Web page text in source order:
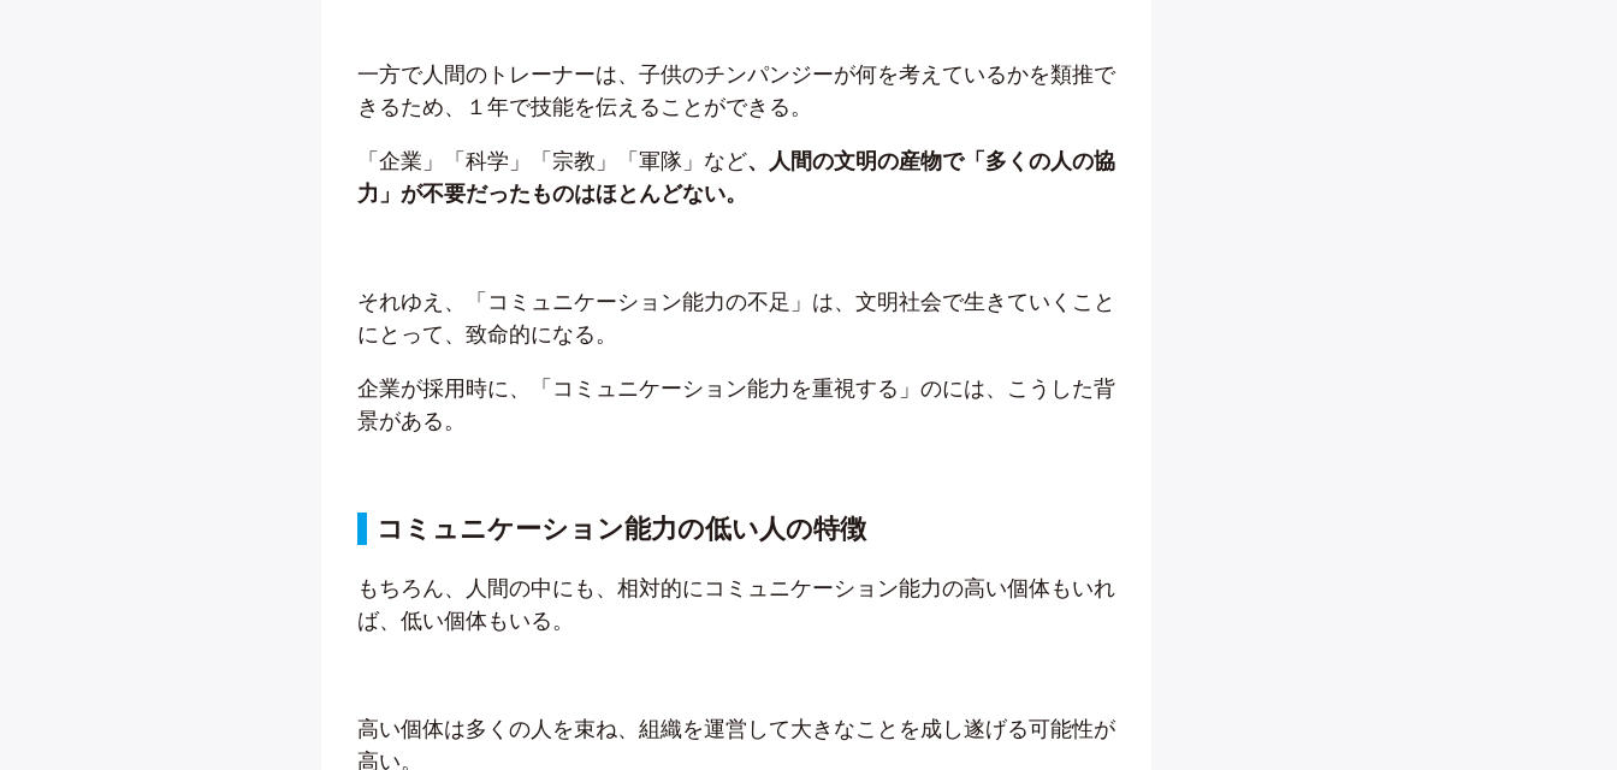
一方で人間のトレーナーは、子供のチンパンジーが何を考えているかを類推で
きるため、１年で技能を伝えることができる。
「企業」「科学」「宗教」「軍隊」など、人間の文明の産物で「多くの人の協
力」が不要だったものはほとんどない。
それゆえ、「コミュニケーション能力の不足」は、文明社会で生きていくこと
にとって、致命的になる。
企業が採用時に、「コミュニケーション能力を重視する」のには、こうした背
景がある。
コミュニケーション能力の低い人の特徴
もちろん、人間の中にも、相対的にコミュニケーション能力の高い個体もいれ
ば、低い個体もいる。
高い個体は多くの人を束ね、組織を運営して大きなことを成し遂げる可能性が
高い。